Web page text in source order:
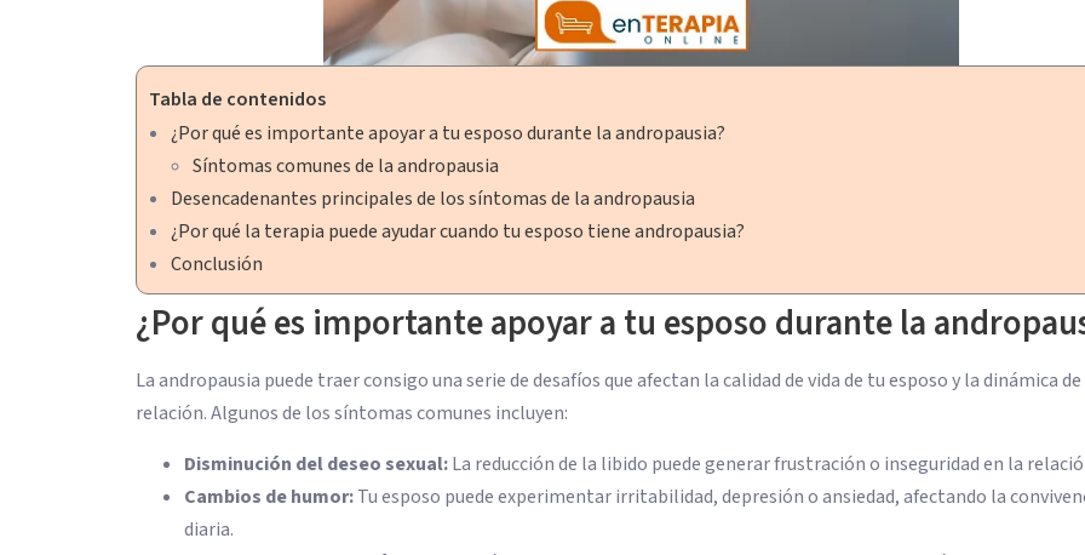
Tabla de contenidos
¿Por qué es importante apoyar a tu esposo durante la andropausia?
Síntomas comunes de la andropausia
Desencadenantes principales de los síntomas de la andropausia
¿Por qué la terapia puede ayudar cuando tu esposo tiene andropausia?
Conclusión
¿Por qué es importante apoyar a tu esposo durante la
La andropausia puede traer consigo una serie de desafíos que afectan la calidad de vida de tu esposo y la dinámica
relación. Algunos de los síntomas comunes incluyen:
Disminución del deseo sexual:La reducción de la libido puede generar frustración o inseguridad en la
Cambios de humor:Tu esposo puede experimentar irritabilidad, depresión o ansiedad, afectando la
diaria.